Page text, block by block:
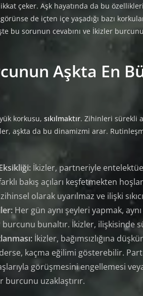
çeker. Aşk hayatında da bu
de içten içe yaşadığı bazı
bu sorunun cevabını ve İkizler
Aşkta En
korkusu, sıkılmaktır. Zihinleri sürekli
aşkta da bu dinamizmi arar.
İkizler, partneriyle
bakış açıları keşfetmekten
olarak uyarılmaz ve ilişki
Her gün aynı şeyleri yapmak,
bunaltır. İkizler, ilişkisinde
İkizler, bağımsızlığına
kaçma eğilimi gösterebilir.
görüşmesini engellemesi
burcunu uzaklaştırır.